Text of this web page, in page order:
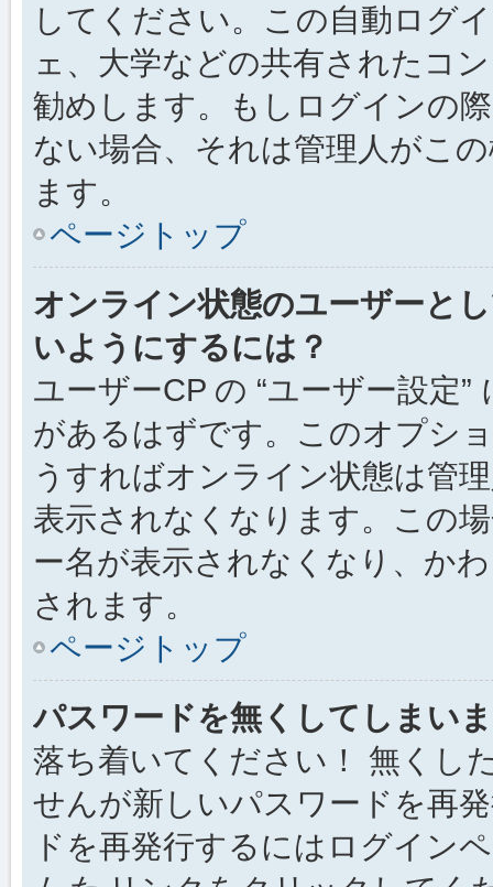
してください。この自動ログ
ェ、大学などの共有されたコ
勧めします。もしログインの
ない場合、それは管理人がこ
ます。
ページトップ
オンライン状態のユーザーと
いようにするには？
ユーザーCP の “ユーザー設定
があるはずです。このオプシ
うすればオンライン状態は管
表示されなくなります。この
ー名が表示されなくなり、か
されます。
ページトップ
パスワードを無くしてしまい
落ち着いてください！ 無くし
せんが新しいパスワードを再
ドを再発行するにはログイン